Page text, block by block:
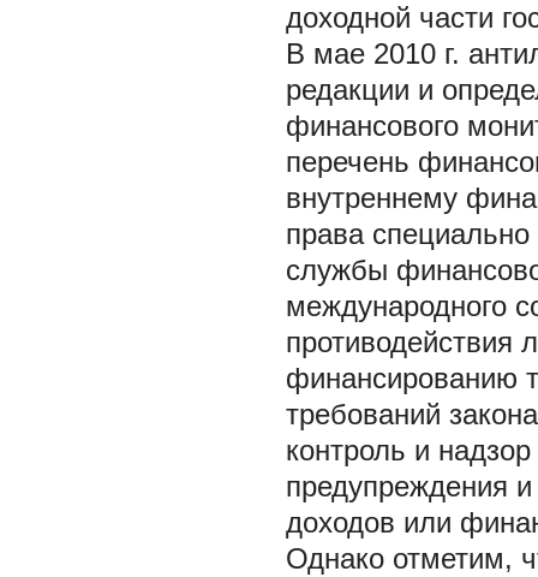
доходной части
В мае 2010 г.
редакции и
финансового
перечень
внутреннему
права специально
службы
международного
противодействия
финансированию
требований
контроль и
предупреждения и
доходов или
Однако отметим,